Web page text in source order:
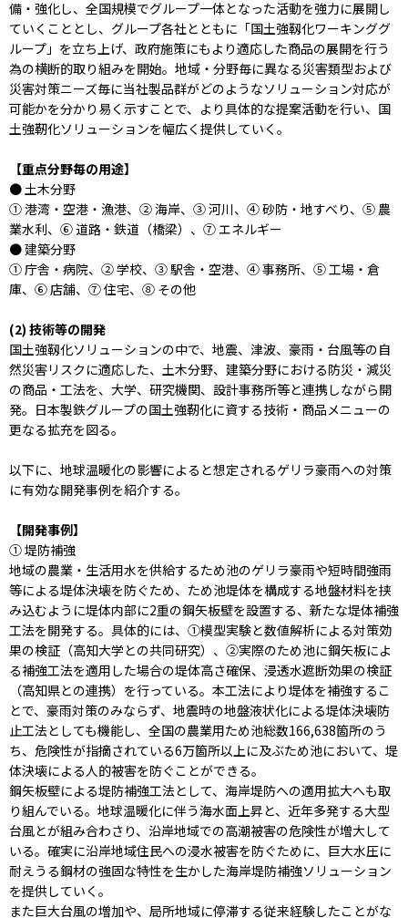
備・強化し、全国規模でグループ一体となった活動を強力に展開し
ていくこととし、グループ各社とともに「国土強靱化ワーキンググ
ループ」を立ち上げ、政府施策にもより適応した商品の展開を行う
為の横断的取り組みを開始。地域・分野毎に異なる災害類型および
災害対策ニーズ毎に当社製品群がどのようなソリューション対応が
可能かを分かり易く示すことで、より具体的な提案活動を行い、国
土強靭化ソリューションを幅広く提供していく。
【重点分野毎の用途】
● 土木分野
① 港湾・空港・漁港、② 海岸、③ 河川、④ 砂防・地すべり、⑤ 農
業水利、⑥ 道路・鉄道（橋梁）、⑦ エネルギー
● 建築分野
① 庁舎・病院、② 学校、③ 駅舎・空港、④ 事務所、⑤ 工場・倉
庫、⑥ 店舗、⑦ 住宅、⑧ その他
(2) 技術等の開発
国土強靱化ソリューションの中で、地震、津波、豪雨・台風等の自
然災害リスクに適応した、土木分野、建築分野における防災・減災
の商品・工法を、大学、研究機関、設計事務所等と連携しながら開
発。日本製鉄グループの国土強靭化に資する技術・商品メニューの
更なる拡充を図る。
以下に、地球温暖化の影響によると想定されるゲリラ豪雨への対策
に有効な開発事例を紹介する。
【開発事例】
① 堤防補強
地域の農業・生活用水を供給するため池のゲリラ豪雨や短時間強雨
等による堤体決壊を防ぐため、ため池堤体を構成する地盤材料を挟
み込むように堤体内部に2重の鋼矢板壁を設置する、新たな堤体補強
工法を開発する。具体的には、①模型実験と数値解析による対策効
果の検証（高知大学との共同研究）、②実際のため池に鋼矢板によ
る補強工法を適用した場合の堤体高さ確保、浸透水遮断効果の検証
（高知県との連携）を行っている。本工法により堤体を補強するこ
とで、豪雨対策のみならず、地震時の地盤液状化による堤体決壊防
止工法としても機能し、全国の農業用ため池総数166,638箇所のう
ち、危険性が指摘されている6万箇所以上に及ぶため池において、堤
体決壊による人的被害を防ぐことができる。
鋼矢板壁による堤防補強工法として、海岸堤防への適用拡大へも取
り組んでいる。地球温暖化に伴う海水面上昇と、近年多発する大型
台風とが組み合わさり、沿岸地域での高潮被害の危険性が増大して
いる。確実に沿岸地域住民への浸水被害を防ぐために、巨大水圧に
耐えうる鋼材の強固な特性を生かした海岸堤防補強ソリューション
を提供していく。
また巨大台風の増加や、局所地域に停滞する従来経験したことがな